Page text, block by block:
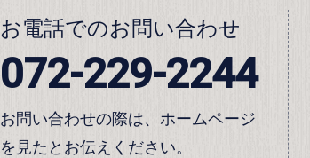
お電話でのお問い合わせ
072-229-2244
お問い合わせの際は、ホームページ
を見たとお伝えください。